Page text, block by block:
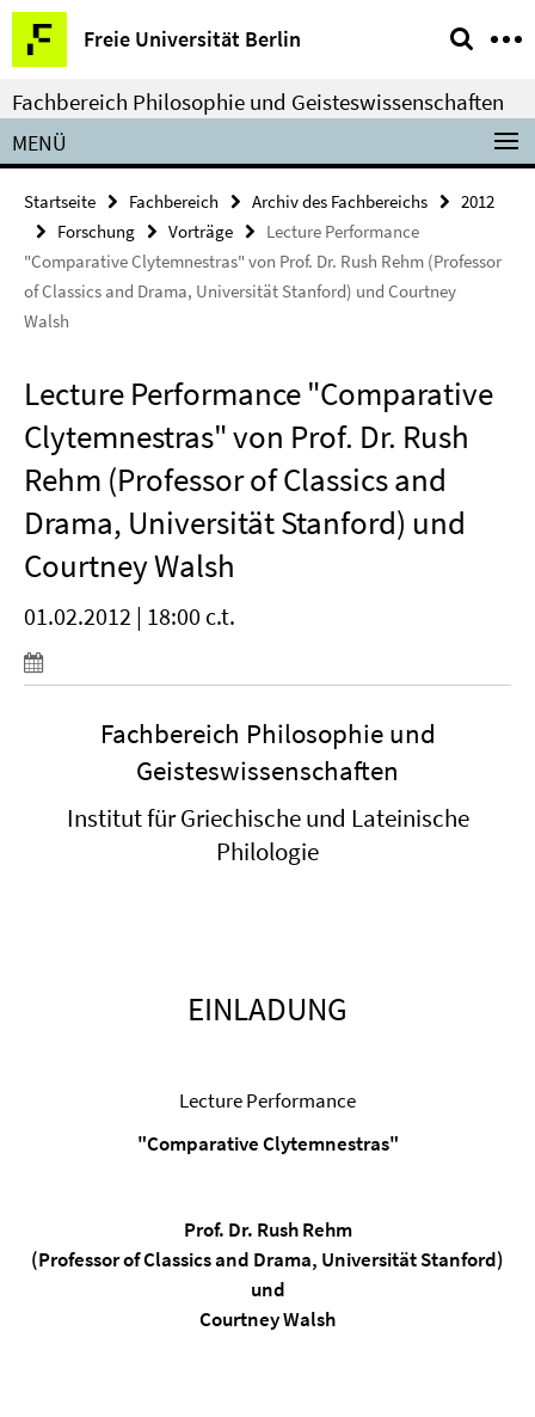
Springe
direkt
zu
Inhalt
Freie Universität Berlin
Service-
Navigation
Fachbereich Philosophie und Geisteswissenschaften
MENÜ
Startseite Fachbereich Archiv des Fachbereichs
2012
Forschung
Vorträge
Lecture Performance
"Comparative Clytemnestras" von Prof. Dr. Rush Rehm (Professor
of Classics and Drama, Universität Stanford) und Courtney
Walsh
Lecture Performance "Comparative
Clytemnestras" von Prof. Dr. Rush
Rehm (Professor of Classics and
Drama, Universität Stanford) und
Courtney Walsh
01.02.2012 | 18:00 c.t.
Fachbereich Philosophie und
Geisteswissenschaften
Institut für Griechische und Lateinische
Philologie
EINLADUNG
Lecture Performance
"Comparative Clytemnestras"
Prof. Dr. Rush Rehm
(Professor of Classics and Drama, Universität Stanford)
und
Courtney Walsh